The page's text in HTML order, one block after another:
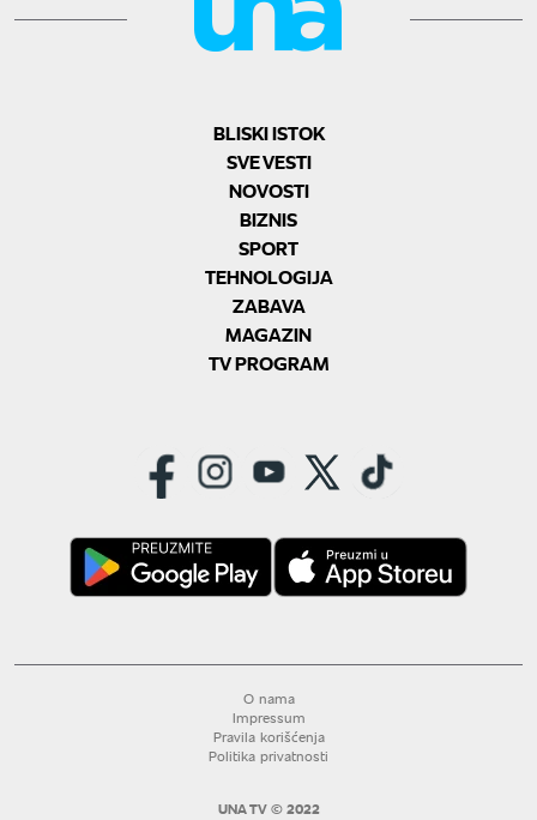
BLISKI ISTOK
SVE VESTI
NOVOSTI
BIZNIS
SPORT
TEHNOLOGIJA
ZABAVA
MAGAZIN
TV PROGRAM
O nama
Impressum
Pravila korišćenja
Politika privatnosti
UNA TV © 2022